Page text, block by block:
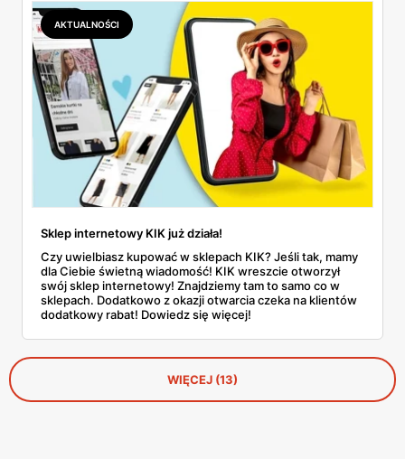
AKTUALNOŚCI
Sklep internetowy KIK już działa!
Czy uwielbiasz kupować w sklepach KIK? Jeśli tak, mamy
dla Ciebie świetną wiadomość! KIK wreszcie otworzył
swój sklep internetowy! Znajdziemy tam to samo co w
sklepach. Dodatkowo z okazji otwarcia czeka na klientów
dodatkowy rabat! Dowiedz się więcej!
WIĘCEJ (13)